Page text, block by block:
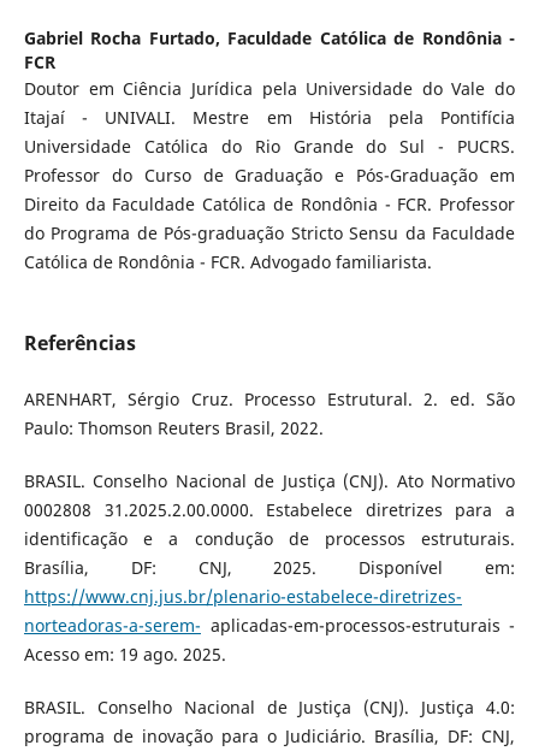
Gabriel Rocha Furtado, Faculdade Católica de Rondônia -
FCR
Doutor em Ciência Jurídica pela Universidade do Vale do
Itajaí - UNIVALI. Mestre em História pela Pontifícia
Universidade Católica do Rio Grande do Sul - PUCRS.
Professor do Curso de Graduação e Pós-Graduação em
Direito da Faculdade Católica de Rondônia - FCR. Professor
do Programa de Pós-graduação Stricto Sensu da Faculdade
Católica de Rondônia - FCR. Advogado familiarista.
Referências
ARENHART, Sérgio Cruz. Processo Estrutural. 2. ed. São
Paulo: Thomson Reuters Brasil, 2022.
BRASIL. Conselho Nacional de Justiça (CNJ). Ato Normativo
0002808 31.2025.2.00.0000. Estabelece diretrizes para a
identificação e a condução de processos estruturais.
Brasília, DF: CNJ, 2025. Disponível em:
https://www.cnj.jus.br/plenario-estabelece-diretrizes-
norteadoras-a-serem- aplicadas-em-processos-estruturais -
Acesso em: 19 ago. 2025.
BRASIL. Conselho Nacional de Justiça (CNJ). Justiça 4.0:
programa de inovação para o Judiciário. Brasília, DF: CNJ,